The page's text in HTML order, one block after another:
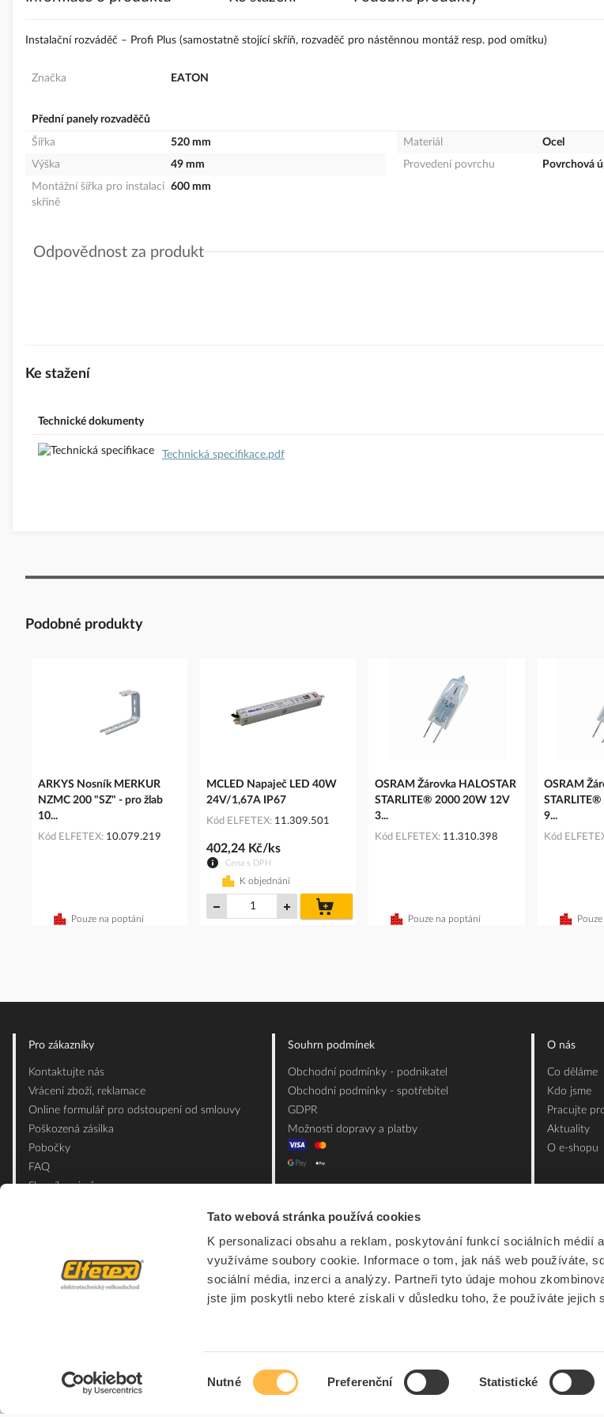
Tato webová stránka používá cookies
K personalizaci obsahu a reklam, poskytování funkcí sociálních médií
využíváme soubory cookie. Informace o tom, jak náš web používáte,
sociální média, inzerci a analýzy. Partneři tyto údaje mohou
jste jim poskytli nebo které získali v důsledku toho, že používáte jejich
Nutné Preferenční Statistické
Instalační rozváděč – Profi Plus (samostatně stojící skříň, rozvaděč pro nástěnnou montáž resp. pod omítku)
Značka EATON
Přední panely rozvaděčů
Šířka
520 mm
Výška
49 mm
Montážní šířka pro instalaci
skříně
600 mm
Materiál
Ocel
Provedení povrchu
Povrchová
GPSR Details
Odpovědnost za produkt
Ke stažení
Technické dokumenty
Technická specifikace.pdf
Podobné produkty
ARKYS Nosník MERKUR
NZMC 200 "SZ" - pro žlab
10...
Kód ELFETEX 10.079.219
Pouze na poptání
MCLED Napaječ LED 40W
24V/1,67A IP67
Kód ELFETEX 11.309.501
Cena s DPH
402,24 Kč/ks
K objednání
košíku
OSRAM Žárovka HALOSTAR
STARLITE® 2000 20W 12V
3...
Kód ELFETEX 11.310.398
Pouze na poptání
OSRAM
9...
Kód
Pro zákazníky
Kontaktujte nás
Vrácení zboží, reklamace
Online formulář pro odstoupení od smlouvy
Poškozená zásilka
Pobočky
FAQ
Slovník pojmů
Souhrn podmínek
Obchodní podmínky - podnikatel
Obchodní podmínky - spotřebitel
GDPR
Možnosti dopravy a platby
O nás
Co děláme
Kdo jsme
Pracujte
Aktuality
O e-shopu